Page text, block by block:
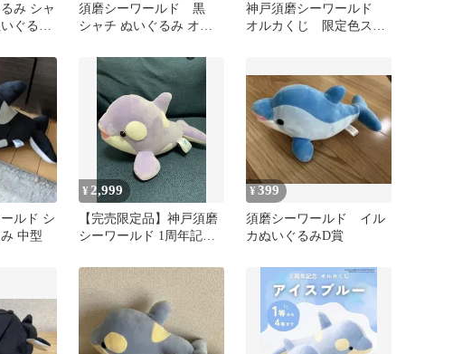
み シャ
ぐるみ
須磨シーワールド 黒
シャチ ぬいぐるみ オル
神戸須磨シーワールド
オルカくじ 限定色スカ
ルド シ
中型
¥ 2,999
【完売限定品】神戸須磨
シーワールド 1周年記念
セット
¥399
須磨シーワールド イル
カぬいぐるみD賞